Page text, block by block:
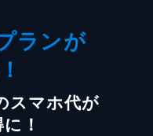
ランが
スマホ代が
！